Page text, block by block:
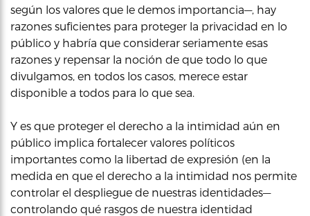
según los valores que le demos importancia—, hay
razones suficientes para proteger la privacidad en lo
público y habría que considerar seriamente esas
razones y repensar la noción de que todo lo que
divulgamos, en todos los casos, merece estar
disponible a todos para lo que sea.
Y es que proteger el derecho a la intimidad aún en
público implica fortalecer valores políticos
importantes como la libertad de expresión (en la
medida en que el derecho a la intimidad nos permite
controlar el despliegue de nuestras identidades—
controlando qué rasgos de nuestra identidad